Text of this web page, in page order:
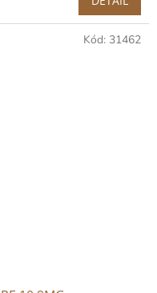
Kód: 31462